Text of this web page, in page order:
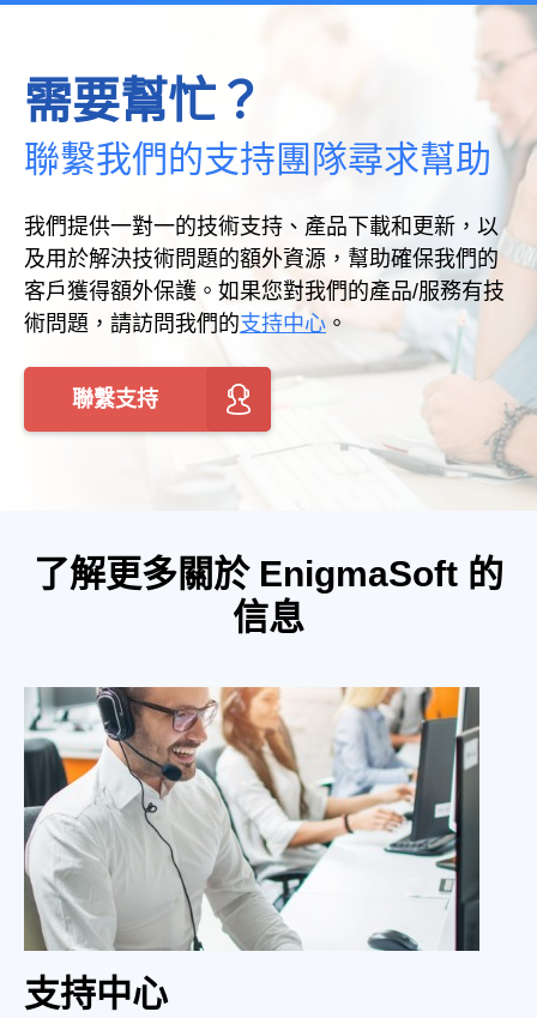
需要幫忙？
聯繫我們的支持團隊尋求幫助
我們提供一對一的技術支持、產品下載和更新，以
及用於解決技術問題的額外資源，幫助確保我們的
客戶獲得額外保護。如果您對我們的產品/服務有技
術問題，請訪問我們的支持中心 。
聯繫支持
了解更多關於 EnigmaSoft 的
信息
支持中心